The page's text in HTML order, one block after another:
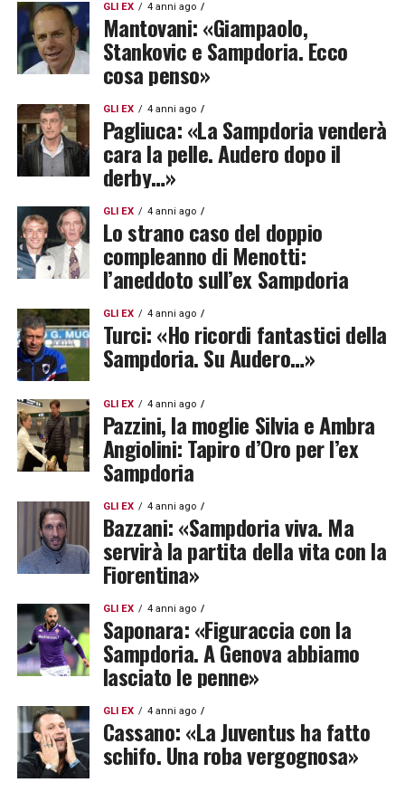
GLI EX 4 anni ago
Mantovani: «Giampaolo,
Stankovic e Sampdoria. Ecco
cosa penso»
GLI EX 4 anni ago
Pagliuca: «La Sampdoria venderà
cara la pelle. Audero dopo il
derby…»
GLI EX 4 anni ago
Lo strano caso del doppio
compleanno di Menotti:
l’aneddoto sull’ex Sampdoria
GLI EX 4 anni ago
Turci: «Ho ricordi fantastici della
Sampdoria. Su Audero…»
GLI EX 4 anni ago
Pazzini, la moglie Silvia e Ambra
Angiolini: Tapiro d’Oro per l’ex
Sampdoria
GLI EX 4 anni ago
Bazzani: «Sampdoria viva. Ma
servirà la partita della vita con la
Fiorentina»
GLI EX 4 anni ago
Saponara: «Figuraccia con la
Sampdoria. A Genova abbiamo
lasciato le penne»
GLI EX 4 anni ago
Cassano: «La Juventus ha fatto
schifo. Una roba vergognosa»